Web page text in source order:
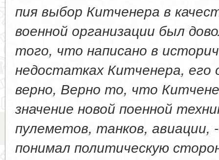
пия выбор Китченера в
военной организации был
того, что написано в
недостатках Китченера, его
верно, Верно то, что
значение новой поенной
пулеметов, танков, авиации,
понимал политическую